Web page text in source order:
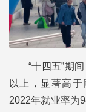
“十四五”期
以上，显著高
2022年就业率为